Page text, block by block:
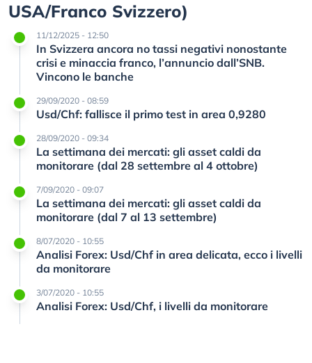
USA/Franco Svizzero)
11/12/2025 - 12:50
In Svizzera ancora no tassi negativi nonostante
crisi e minaccia franco, l’annuncio dall’SNB.
Vincono le banche
29/09/2020 - 08:59
Usd/Chf: fallisce il primo test in area 0,9280
28/09/2020 - 09:34
La settimana dei mercati: gli asset caldi da
monitorare (dal 28 settembre al 4 ottobre)
7/09/2020 - 09:07
La settimana dei mercati: gli asset caldi da
monitorare (dal 7 al 13 settembre)
8/07/2020 - 10:55
Analisi Forex: Usd/Chf in area delicata, ecco i livelli
da monitorare
3/07/2020 - 10:55
Analisi Forex: Usd/Chf, i livelli da monitorare